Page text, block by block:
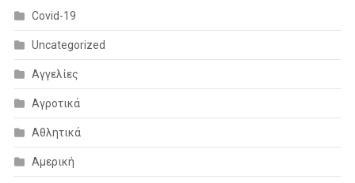
Covid-19
Uncategorized
Αγγελίες
Αγροτικά
Αθλητικά
Αμερική